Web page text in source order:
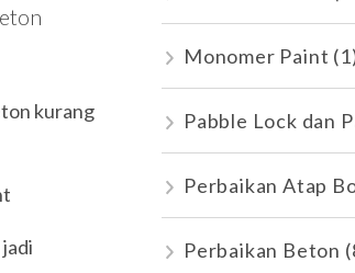
kurang
Monomer Paint
Pabble Lock dan
Perbaikan Atap
Perbaikan Beton